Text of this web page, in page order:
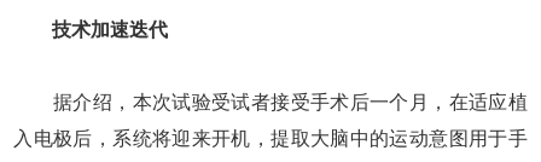
技术加速迭代
据介绍，本次试验受试者接受手术后一个月，在适应植
入电极后，系统将迎来开机，提取大脑中的运动意图用于手